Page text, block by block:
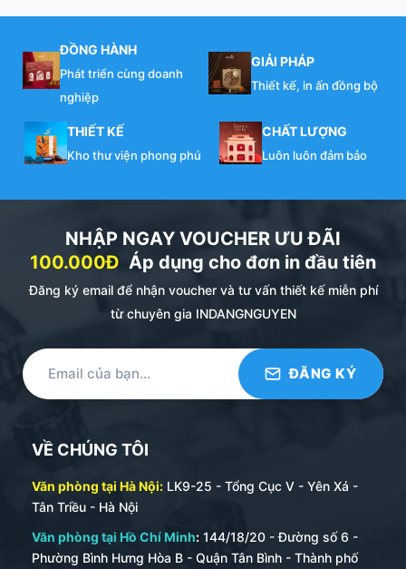
ĐỒNG HÀNH
Phát triển cùng doanh
nghiệp
GIẢI PHÁP
Thiết kế, in ấn đồng bộ
THIẾT KẾ
Kho thư viện phong phú
CHẤT LƯỢNG
Luôn luôn đảm bảo
NHẬP NGAY VOUCHER ƯU ĐÃI
100.000Đ Áp dụng cho đơn in đầu tiên
Đăng ký email để nhận voucher và tư vấn thiết kế miễn phí
từ chuyên gia INDANGNGUYEN
VỀ CHÚNG TÔI
Văn phòng tại Hà Nội: LK9-25 - Tổng Cục V - Yên Xá -
Tân Triều - Hà Nội
Văn phòng tại Hồ Chí Minh: 144/18/20 - Đường số 6 -
Phường Bình Hưng Hòa B - Quận Tân Bình - Thành phố